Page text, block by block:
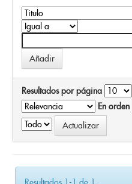
Resultados por página
En orden